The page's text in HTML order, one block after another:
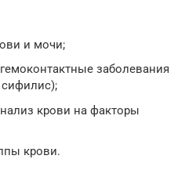
и мочи;
заболевания
крови на факторы
крови.